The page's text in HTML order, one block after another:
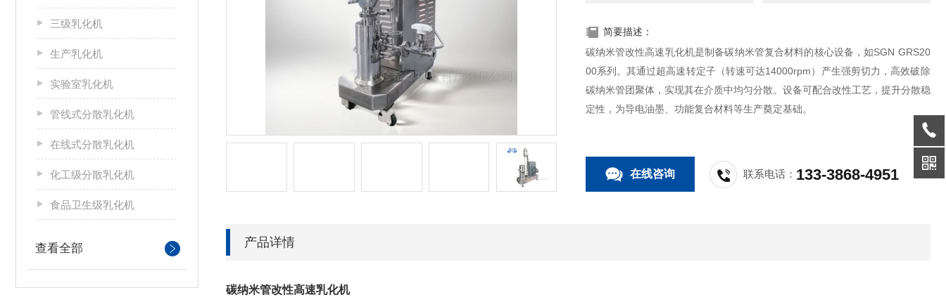
三级乳化机
生产乳化机
实验室乳化机
管线式分散乳化机
在线式分散乳化机
化工级分散乳化机
食品卫生级乳化机
查看全部
简要描述：
碳纳米管改性高速乳化机是制备碳纳米管复合材料的核心设备，如SGN GRS20
00系列。其通过超高速转定子（转速可达14000rpm）产生强剪切力，高效破除
碳纳米管团聚体，实现其在介质中均匀分散。设备可配合改性工艺，提升分散稳
定性，为导电油墨、功能复合材料等生产奠定基础。
在线咨询 联系电话： 133-3868-4951
产品详情
碳纳米管改性高速乳化机